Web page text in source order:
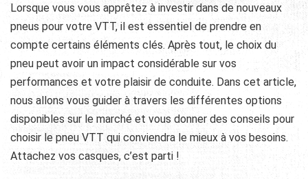
Lorsque vous vous apprêtez à investir dans de nouveaux
pneus pour votre VTT, il est essentiel de prendre en
compte certains éléments clés. Après tout, le choix du
pneu peut avoir un impact considérable sur vos
performances et votre plaisir de conduite. Dans cet article,
nous allons vous guider à travers les différentes options
disponibles sur le marché et vous donner des conseils pour
choisir le pneu VTT qui conviendra le mieux à vos besoins.
Attachez vos casques, c’est parti !